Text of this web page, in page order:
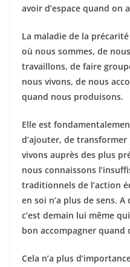
avoir d’espace quand on
La maladie de la
où nous sommes, de
travaillons, de faire
nous vivons, de nous
quand nous produisons.
Elle est
d’ajouter, de
vivons auprès des plus
nous connaissons
traditionnels de l’action
en soi n’a plus de sens.
c’est demain lui même
bon accompagner quand
Cela n’a plus